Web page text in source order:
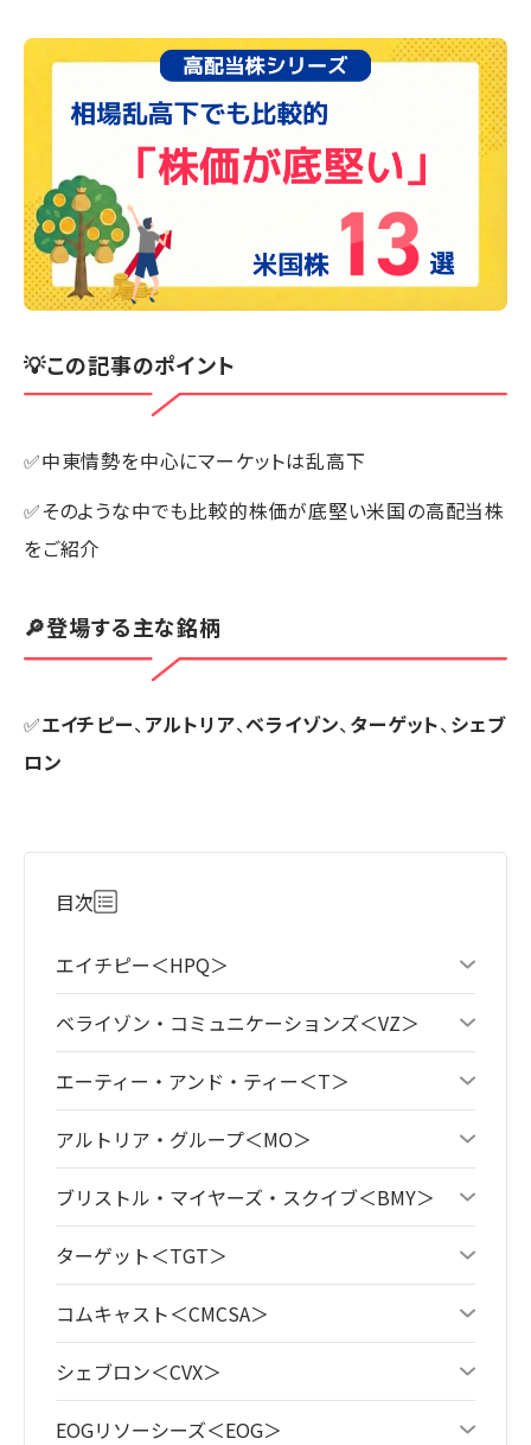
💡この記事のポイント
✅中東情勢を中心にマーケットは乱高下
✅そのような中でも比較的株価が底堅い米国の高配当株
をご紹介
🔎登場する主な銘柄
✅エイチピー、アルトリア、ベライゾン、ターゲット、シェブ
ロン
目次
エイチピー＜HPQ＞
ベライゾン・コミュニケーションズ＜VZ＞
エーティー・アンド・ティー＜T＞
アルトリア・グループ＜MO＞
ブリストル・マイヤーズ・スクイブ＜BMY＞
ターゲット＜TGT＞
コムキャスト＜CMCSA＞
シェブロン＜CVX＞
EOGリソーシーズ＜EOG＞